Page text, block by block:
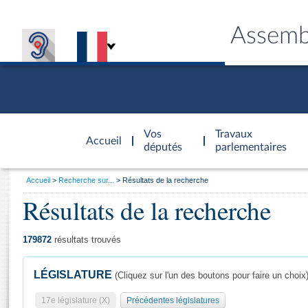
Accueil
d'accueil
Vos
députés
Travaux
parlementaires
Général
Vous
Accueil Recherche sur... Résultats de la recherche
Résultats de la recherche
179872 résultats trouvés
LÉGISLATURE (Cliquez sur l'un des boutons pour faire un choix)
17e législature (X) Précédentes législatures